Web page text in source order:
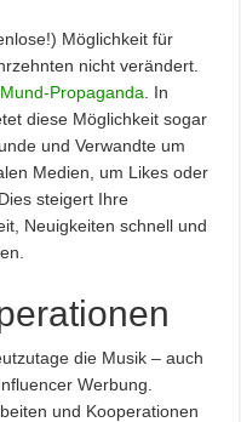
Möglichkeit für
nicht verändert.
Propaganda . In
diese Möglichkeit sogar
und Verwandte um
Medien, um Likes oder
steigert Ihre
Neuigkeiten schnell und
die Musik – auch
Werbung.
und Kooperationen